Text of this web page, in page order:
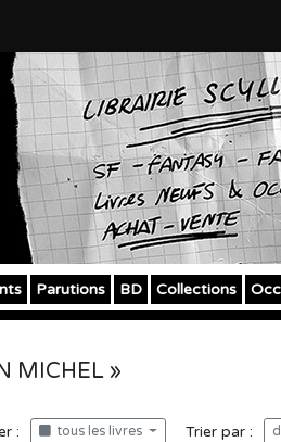
Parutions BD Collections
MICHEL »
: tous les livres Trier par :